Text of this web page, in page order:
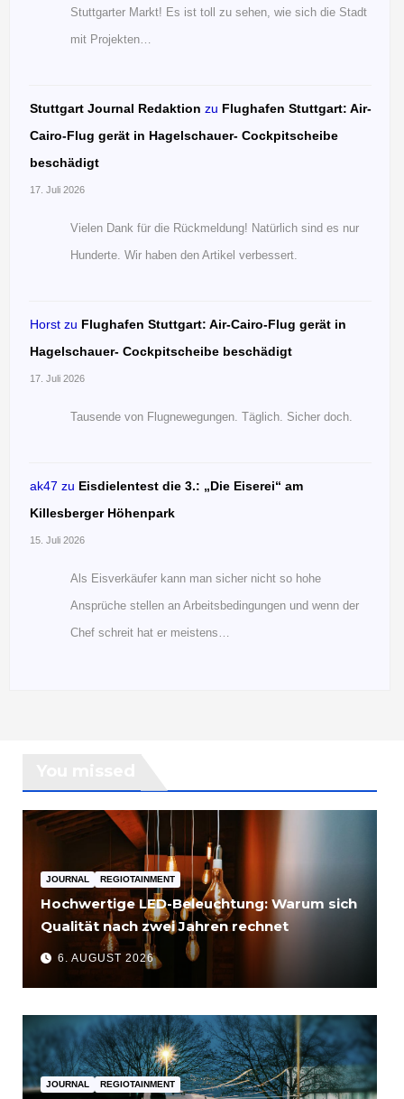
Stuttgarter Markt! Es ist toll zu sehen, wie sich die Stadt
mit Projekten…
Stuttgart Journal Redaktion zu Flughafen Stuttgart: Air-
Cairo-Flug gerät in Hagelschauer- Cockpitscheibe
beschädigt
17. Juli 2026
Vielen Dank für die Rückmeldung! Natürlich sind es nur
Hunderte. Wir haben den Artikel verbessert.
Horst zu Flughafen Stuttgart: Air-Cairo-Flug gerät in
Hagelschauer- Cockpitscheibe beschädigt
17. Juli 2026
Tausende von Flugnewegungen. Täglich. Sicher doch.
ak47 zu Eisdielentest die 3.: „Die Eiserei“ am
Killesberger Höhenpark
15. Juli 2026
Als Eisverkäufer kann man sicher nicht so hohe
Ansprüche stellen an Arbeitsbedingungen und wenn der
Chef schreit hat er meistens…
JOURNAL REGIOTAINMENT
Hochwertige LED-Beleuchtung: Warum sich
Qualität nach zwei Jahren rechnet
6. AUGUST 2026
JOURNAL REGIOTAINMENT